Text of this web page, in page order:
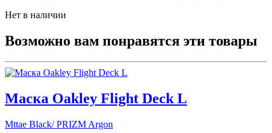
Нет в наличии
Возможно вам понравятся эти товары
Маска Oakley Flight Deck L
Mttae Black/ PRIZM Argon